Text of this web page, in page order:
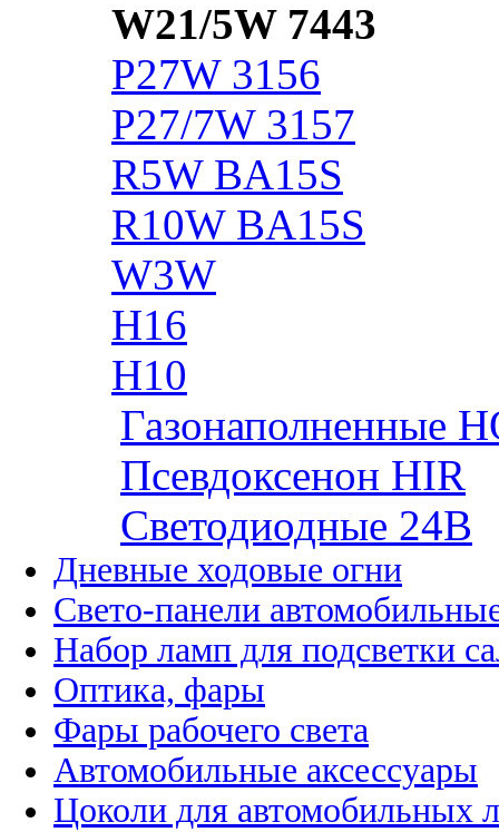
W21/5W 7443
P27W 3156
P27/7W 3157
R5W BA15S
R10W BA15S
W3W
H16
H10
Газонаполненные
Псевдоксенон HIR
Cветодиодные 24B
Дневные ходовые огни
Свето-панели
Набор ламп для подсветки
Оптика, фары
Фары рабочего света
Автомобильные аксессуары
Цоколи для автомобильных